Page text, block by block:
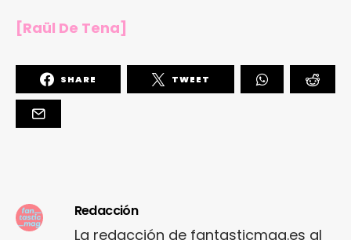
[Raül De Tena]
SHARE TWEET
Redacción
La redacción de fantasticmag.es al